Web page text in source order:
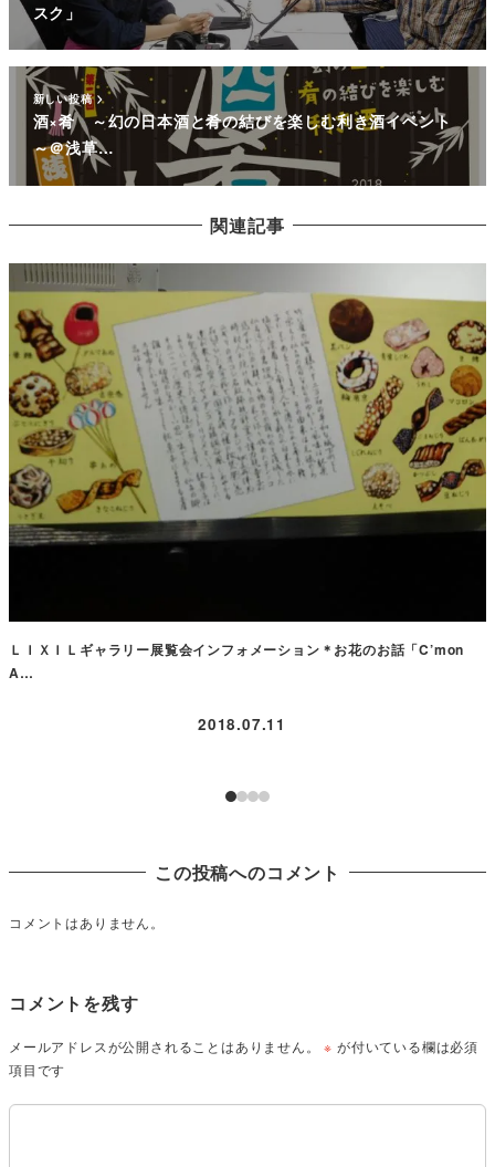
スク」
新しい投稿
酒×肴 ～幻の日本酒と肴の結びを楽しむ利き酒イベント
～＠浅草…
関連記事
ＬＩＸＩＬギャラリー展覧会インフォメーション＊お花のお話「C’mon
A…
2018.07.11
この投稿へのコメント
コメントはありません。
コメントを残す
メールアドレスが公開されることはありません。 ※ が付いている欄は必須
項目です